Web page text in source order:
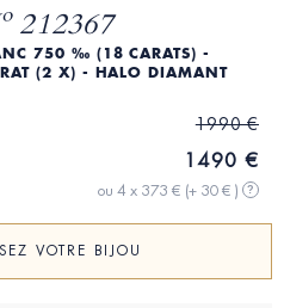
212367
750 ‰ (18 CARATS) -
(2 X) - HALO DIAMANT
1990 €
1490 €
ou 4 x 373 € (+ 30 € ) ?
VOTRE BIJOU